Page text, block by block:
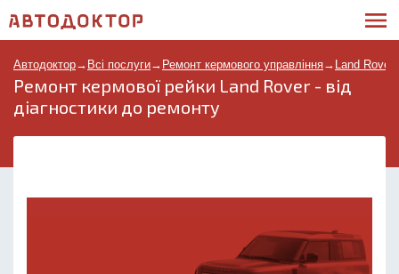
Автодоктор→ Всі послуги→ Ремонт кермового управління→ Land Rover
Ремонт кермової рейки Land Rover - від
діагностики до ремонту